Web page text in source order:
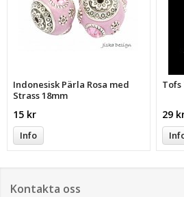
Indonesisk Pärla Rosa med
Strass 18mm
15 kr
Info
Tofs
29
Kontakta oss